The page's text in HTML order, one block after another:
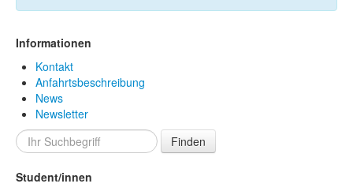
Informationen
Kontakt
Anfahrtsbeschreibung
News
Newsletter
Finden
Student/innen